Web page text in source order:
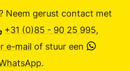
Neem gerust contact met
+31 (0)85 - 90 25 995,
e-mail of stuur een
.